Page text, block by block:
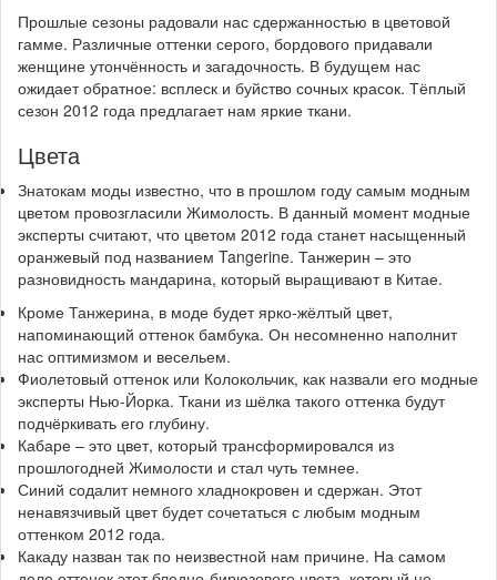
Прошлые сезоны радовали нас сдержанностью в цветовой
гамме. Различные оттенки серого, бордового придавали
женщине утончённость и загадочность. В будущем нас
ожидает обратное: всплеск и буйство сочных красок. Тёплый
сезон 2012 года предлагает нам яркие ткани.
Цвета
Знатокам моды известно, что в прошлом году самым модным
цветом провозгласили Жимолость. В данный момент модные
эксперты считают, что цветом 2012 года станет насыщенный
оранжевый под названием Tangerine. Танжерин – это
разновидность мандарина, который выращивают в Китае.
Кроме Танжерина, в моде будет ярко-жёлтый цвет,
напоминающий оттенок бамбука. Он несомненно наполнит
нас оптимизмом и весельем.
Фиолетовый оттенок или Колокольчик, как назвали его модные
эксперты Нью-Йорка. Ткани из шёлка такого оттенка будут
подчёркивать его глубину.
Кабаре – это цвет, который трансформировался из
прошлогодней Жимолости и стал чуть темнее.
Синий содалит немного хладнокровен и сдержан. Этот
ненавязчивый цвет будет сочетаться с любым модным
оттенком 2012 года.
Какаду назван так по неизвестной нам причине. На самом